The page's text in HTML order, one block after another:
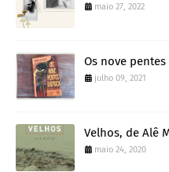
maio 27, 2022
Os nove pentes
julho 09, 2021
Velhos, de Alê
maio 24, 2020